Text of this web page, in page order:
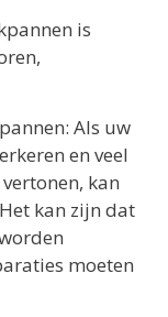
is
Als uw
en veel
kan
kan zijn dat
moeten